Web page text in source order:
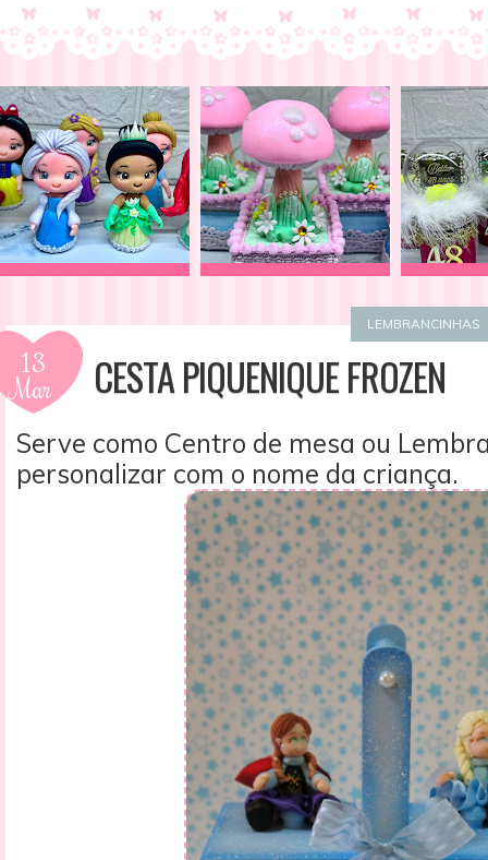
LEMBRANCINHAS
13
Mar CESTA PIQUENIQUE FROZEN
Serve como Centro de mesa ou
personalizar com o nome da criança.